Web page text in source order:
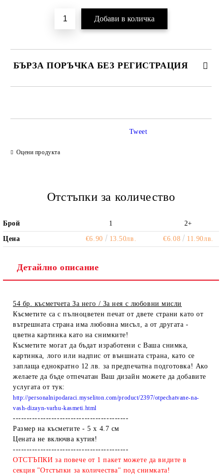
БЪРЗА ПОРЪЧКА БЕЗ РЕГИСТРАЦИЯ
Оцени продукта
Tweet
Отстъпки за количество
Брой 1 2+
Цена €6.90 13.50лв. €6.08 11.90лв.
Детайлно описание
54 бр. късметчета За него / За нея с любовни мисли
Късметите са с пълноцветен печат от двете страни като от
вътрешната страна има любовна мисъл, а от другата -
цветна картинка като на снимките!
Късметите могат да бъдат изработени с Ваша снимка,
картинка, лого или надпис от външната страна, като се
заплаща еднократно 12 лв. за предпечатна подготовка! Ако
желаете да бъде отпечатан Ваш дизайн можете да добавите
услугата от тук:
http://personalnipodaraci.myseliton.com/product/2397/otpechatvane-na-
vash-dizayn-varhu-kasmeti.html
------------------------------------------
Размер на късметите - 5 х 4.7 см
Цената не включва кутия!
------------------------------------------
ОТСТЪПКИ за повече от 1 пакет можете да видите в
секция "Отстъпки за количества" под снимката!